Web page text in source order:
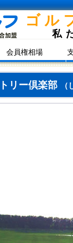
ゴル
私
会員権相場
リー倶楽部